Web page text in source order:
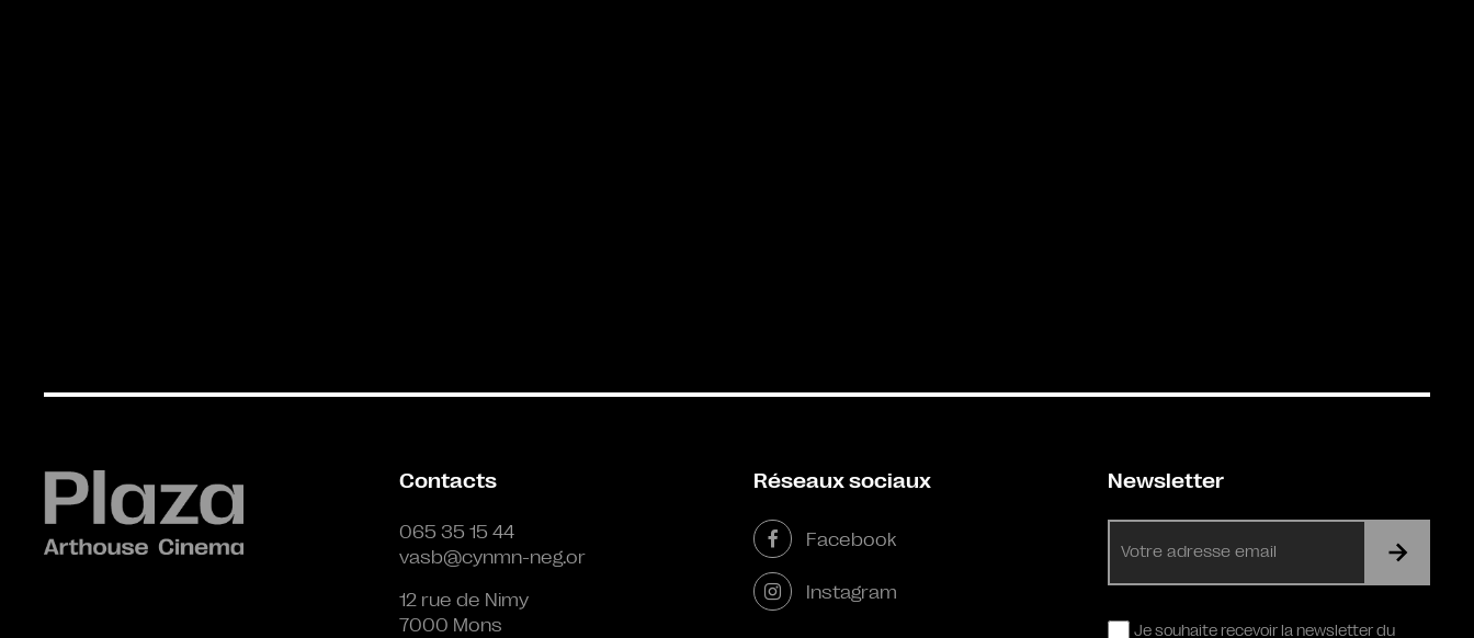
Contacts
065 35 15 44
vasb@cynmn-neg.or
12 rue de Nimy
7000 Mons
Réseaux sociaux
Facebook
Instagram
Newsletter
mail
RGPDJe souhaite recevoir la newsletter du